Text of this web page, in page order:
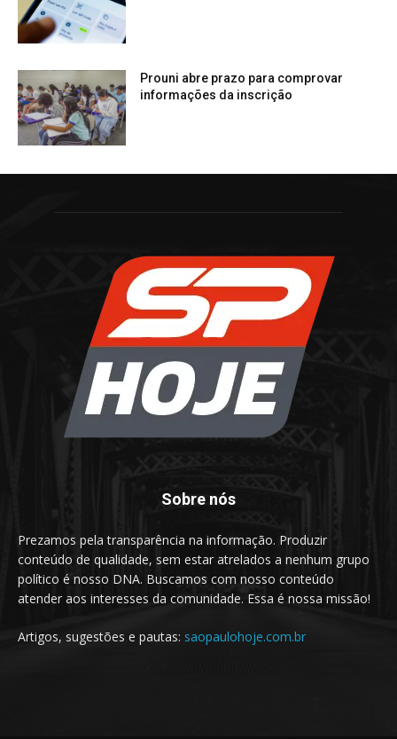
Prouni abre prazo para comprovar
informações da inscrição
Sobre nós
Prezamos pela transparência na informação. Produzir
conteúdo de qualidade, sem estar atrelados a nenhum grupo
político é nosso DNA. Buscamos com nosso conteúdo
atender aos interesses da comunidade. Essa é nossa missão!
Artigos, sugestões e pautas: saopaulohoje.com.br